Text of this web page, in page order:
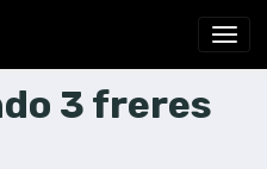
3 freres